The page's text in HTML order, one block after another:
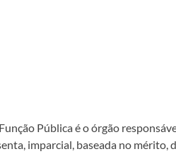
Pública é o órgão
imparcial, baseada no